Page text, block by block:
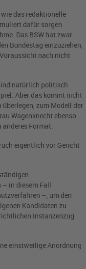
das redaktionelle
dafür sorgen
Das BSW hat zwar
Bundestag einzuziehen,
nach nicht
natürlich politisch
Aber das kommt nicht
zum Modell der
Wagenknecht ebenso
Format.
eigentlich vor Gericht
in diesem Fall
–, um den
Kandidaten zu
Instanzenzug
einstweilige Anordnung